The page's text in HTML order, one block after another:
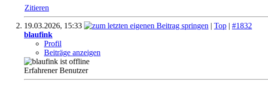
Zitieren
19.03.2026, 15:33 | Top | #1832
blaufink
Profil
Beiträge anzeigen
Erfahrener Benutzer